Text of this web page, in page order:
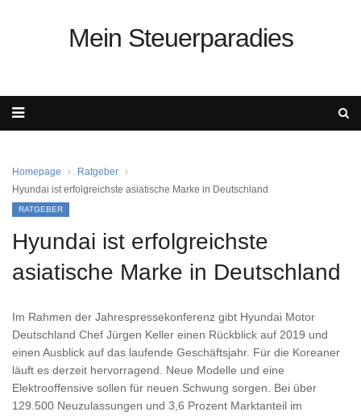
Mein Steuerparadies
Homepage
Ratgeber
Hyundai ist erfolgreichste asiatische Marke in Deutschland
RATGEBER
Hyundai ist erfolgreichste
asiatische Marke in Deutschland
Im Rahmen der Jahrespressekonferenz gibt Hyundai Motor
Deutschland Chef Jürgen Keller einen Rückblick auf 2019 und
einen Ausblick auf das laufende Geschäftsjahr. Für die Koreaner
läuft es derzeit hervorragend. Neue Modelle und eine
Elektrooffensive sollen für neuen Schwung sorgen. Bei über
129.500 Neuzulassungen und 3,6 Prozent Marktanteil im